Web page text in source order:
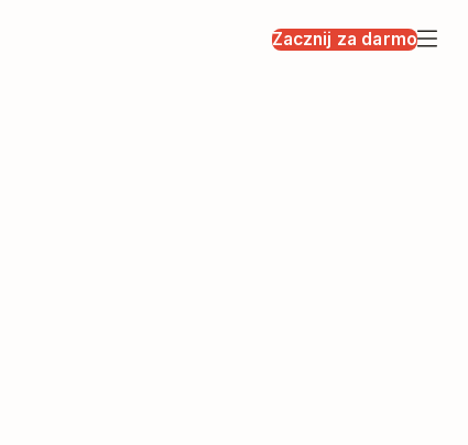
Zacznij za darmo